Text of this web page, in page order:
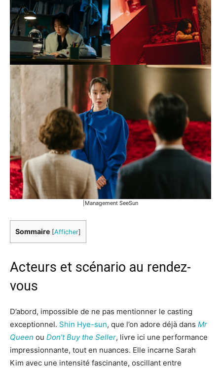
|Management SeeSun
Sommaire [Afficher]
Acteurs et scénario au rendez-
vous
D’abord, impossible de ne pas mentionner le casting
exceptionnel. Shin Hye-sun, que l’on adore déjà dans Mr
Queen ou Don’t Buy the Seller, livre ici une performance
impressionnante, tout en nuances. Elle incarne Sarah
Kim avec une intensité fascinante, oscillant entre